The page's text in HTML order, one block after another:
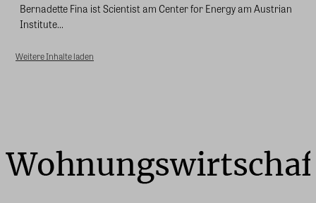
Bernadette Fina ist Scientist am Center for Energy am Austrian
Institute...
Weitere Inhalte laden